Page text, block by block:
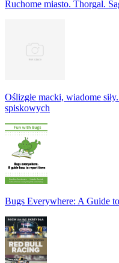
Ruchome miasto. Thorgal.
Oślizgłe macki, wiadome
spiskowych
Bugs Everywhere: A Guide